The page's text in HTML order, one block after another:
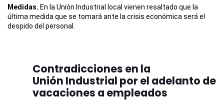
Medidas. En la Unión Industrial local vienen resaltado que la
última medida que se tomará ante la crisis económica será el
despido del personal.
Contradicciones en la
Unión Industrial por el adelanto de
vacaciones a empleados